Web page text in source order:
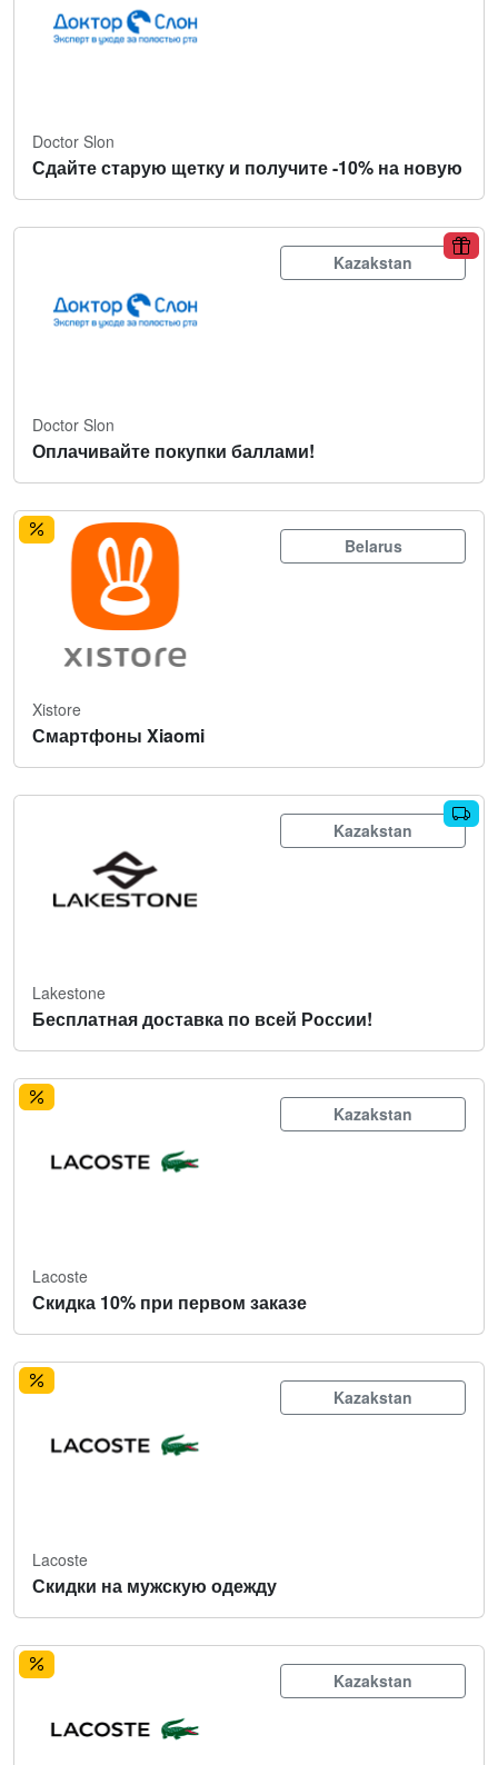
Doctor Slon
Сдайте старую щетку и получите -10% на новую
Kazakstan
Doctor Slon
Оплачивайте покупки баллами!
Belarus
Xistore
Смартфоны Xiaomi
Kazakstan
Lakestone
Бесплатная доставка по всей России!
Kazakstan
Lacoste
Скидка 10% при первом заказе
Kazakstan
Lacoste
Скидки на мужскую одежду
Kazakstan